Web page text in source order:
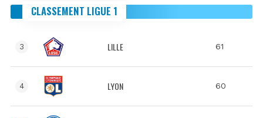
CLASSEMENT LIGUE 1
3 LILLE 61
4 LYON 60